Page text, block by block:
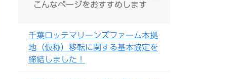
こんなページをおすすめします
千葉ロッテマリーンズファーム本拠
地（仮称）移転に関する基本協定を
締結しました！